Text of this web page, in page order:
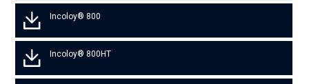
Incoloy® 800
Incoloy® 800HT